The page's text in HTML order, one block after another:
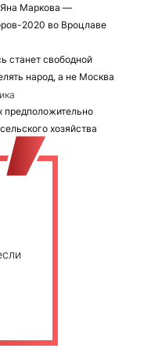
Яна Маркова —
2020 во Вроцлаве
станет свободной
народ, а не Москва
хозяйства